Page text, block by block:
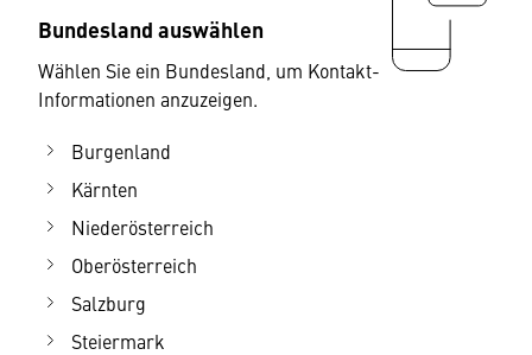
Bundesland auswählen
Wählen Sie ein Bundesland, um Kontakt-
Informationen anzuzeigen.
Burgenland
Kärnten
Niederösterreich
Oberösterreich
Salzburg
Steiermark